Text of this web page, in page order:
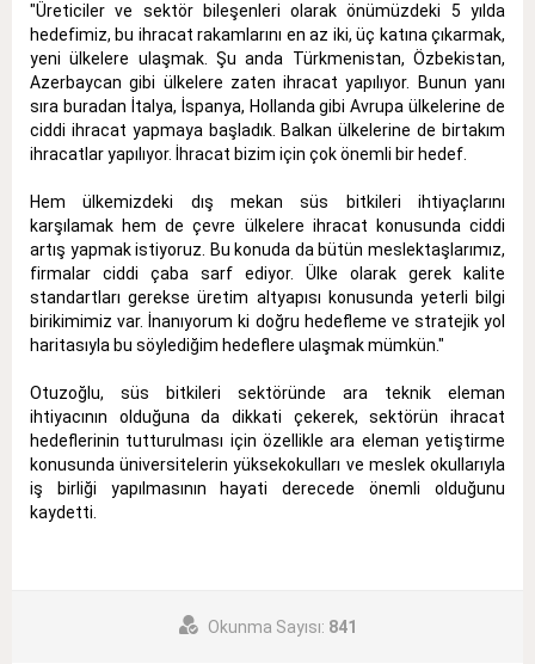
"Üreticiler ve sektör bileşenleri olarak önümüzdeki 5 yılda
hedefimiz, bu ihracat rakamlarını en az iki, üç katına çıkarmak,
yeni ülkelere ulaşmak. Şu anda Türkmenistan, Özbekistan,
Azerbaycan gibi ülkelere zaten ihracat yapılıyor. Bunun yanı
sıra buradan İtalya, İspanya, Hollanda gibi Avrupa ülkelerine de
ciddi ihracat yapmaya başladık. Balkan ülkelerine de birtakım
ihracatlar yapılıyor. İhracat bizim için çok önemli bir hedef.
Hem ülkemizdeki dış mekan süs bitkileri ihtiyaçlarını
karşılamak hem de çevre ülkelere ihracat konusunda ciddi
artış yapmak istiyoruz. Bu konuda da bütün meslektaşlarımız,
firmalar ciddi çaba sarf ediyor. Ülke olarak gerek kalite
standartları gerekse üretim altyapısı konusunda yeterli bilgi
birikimimiz var. İnanıyorum ki doğru hedefleme ve stratejik yol
haritasıyla bu söylediğim hedeflere ulaşmak mümkün."
Otuzoğlu, süs bitkileri sektöründe ara teknik eleman
ihtiyacının olduğuna da dikkati çekerek, sektörün ihracat
hedeflerinin tutturulması için özellikle ara eleman yetiştirme
konusunda üniversitelerin yüksekokulları ve meslek okullarıyla
iş birliği yapılmasının hayati derecede önemli olduğunu
kaydetti.
Okunma Sayısı: 841